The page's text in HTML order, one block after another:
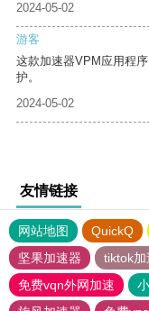
2024-05-02
游客
这款加速器VPM应用程
护。
2024-05-02
友情链接
网站地图 QuickQ
坚果加速器
tiktok加
免费vqn外网加速